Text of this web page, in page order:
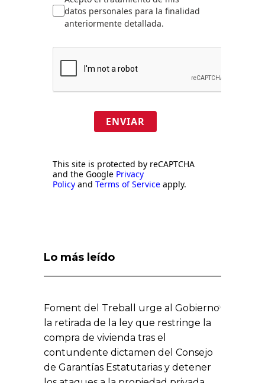
datos personales para la finalidad
anteriormente detallada.
ENVIAR
This site is protected by reCAPTCHA
and the Google Privacy
Policy and Terms of Service apply.
Lo más leído
Foment del Treball urge al Gobierno
la retirada de la ley que restringe la
compra de vivienda tras el
contundente dictamen del Consejo
de Garantías Estatutarias y detener